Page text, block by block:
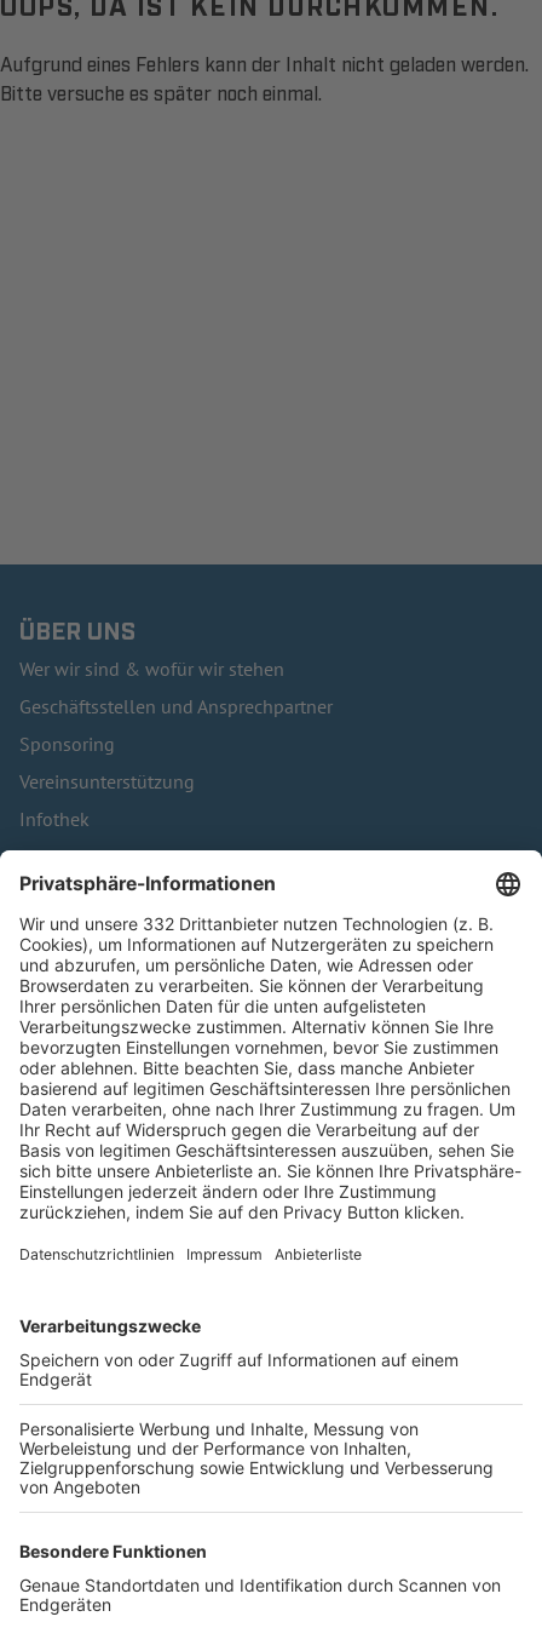
Aufgrund eines Fehlers kann der Inhalt nicht geladen werden.
Bitte versuche es später noch einmal.
ÜBER UNS
Wer wir sind & wofür wir stehen
Geschäftsstellen und Ansprechpartner
Sponsoring
Vereinsunterstützung
Infothek
Kontakt
HÄUFIG BESUCHTE SEITEN
Pässe und Vereinswechsel
Trainerausbildung
Schulungsangebot Vereinsmitarbeiter
BFV-Geschäftsstellen
Trainerbörse
Login SpielPlus
FOLGE DEM BFV
TOP-VEREINE
TOP-PARTNER